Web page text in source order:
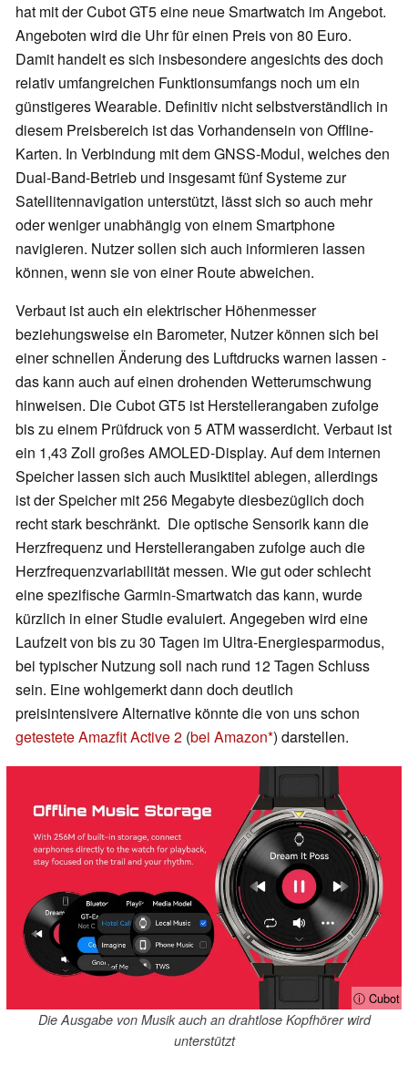
hat mit der Cubot GT5 eine neue Smartwatch im Angebot.
Angeboten wird die Uhr für einen Preis von 80 Euro.
Damit handelt es sich insbesondere angesichts des doch
relativ umfangreichen Funktionsumfangs noch um ein
günstigeres Wearable. Definitiv nicht selbstverständlich in
diesem Preisbereich ist das Vorhandensein von Offline-
Karten. In Verbindung mit dem GNSS-Modul, welches den
Dual-Band-Betrieb und insgesamt fünf Systeme zur
Satellitennavigation unterstützt, lässt sich so auch mehr
oder weniger unabhängig von einem Smartphone
navigieren. Nutzer sollen sich auch informieren lassen
können, wenn sie von einer Route abweichen.
Verbaut ist auch ein elektrischer Höhenmesser
beziehungsweise ein Barometer, Nutzer können sich bei
einer schnellen Änderung des Luftdrucks warnen lassen -
das kann auch auf einen drohenden Wetterumschwung
hinweisen. Die Cubot GT5 ist Herstellerangaben zufolge
bis zu einem Prüfdruck von 5 ATM wasserdicht. Verbaut ist
ein 1,43 Zoll großes AMOLED-Display. Auf dem internen
Speicher lassen sich auch Musiktitel ablegen, allerdings
ist der Speicher mit 256 Megabyte diesbezüglich doch
recht stark beschränkt. Die optische Sensorik kann die
Herzfrequenz und Herstellerangaben zufolge auch die
Herzfrequenzvariabilität messen. Wie gut oder schlecht
eine spezifische Garmin-Smartwatch das kann, wurde
kürzlich in einer Studie evaluiert. Angegeben wird eine
Laufzeit von bis zu 30 Tagen im Ultra-Energiesparmodus,
bei typischer Nutzung soll nach rund 12 Tagen Schluss
sein. Eine wohlgemerkt dann doch deutlich
preisintensivere Alternative könnte die von uns schon
getestete Amazfit Active 2 (bei Amazon ) darstellen.
ⓘ Cubot
Die Ausgabe von Musik auch an drahtlose Kopfhörer wird
unterstützt